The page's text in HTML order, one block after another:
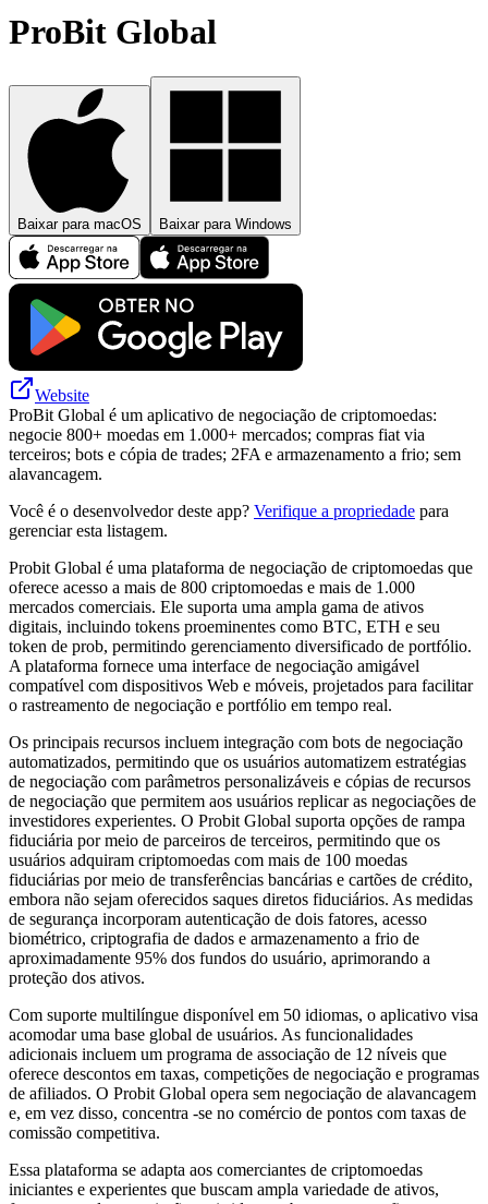
ProBit Global
Baixar para macOS Baixar para Windows
Website
ProBit Global é um aplicativo de negociação de criptomoedas:
negocie 800+ moedas em 1.000+ mercados; compras fiat via
terceiros; bots e cópia de trades; 2FA e armazenamento a frio; sem
alavancagem.
Você é o desenvolvedor deste app? Verifique a propriedade para
gerenciar esta listagem.
Probit Global é uma plataforma de negociação de criptomoedas que
oferece acesso a mais de 800 criptomoedas e mais de 1.000
mercados comerciais. Ele suporta uma ampla gama de ativos
digitais, incluindo tokens proeminentes como BTC, ETH e seu
token de prob, permitindo gerenciamento diversificado de portfólio.
A plataforma fornece uma interface de negociação amigável
compatível com dispositivos Web e móveis, projetados para facilitar
o rastreamento de negociação e portfólio em tempo real.
Os principais recursos incluem integração com bots de negociação
automatizados, permitindo que os usuários automatizem estratégias
de negociação com parâmetros personalizáveis ​​e cópias de recursos
de negociação que permitem aos usuários replicar as negociações de
investidores experientes. O Probit Global suporta opções de rampa
fiduciária por meio de parceiros de terceiros, permitindo que os
usuários adquiram criptomoedas com mais de 100 moedas
fiduciárias por meio de transferências bancárias e cartões de crédito,
embora não sejam oferecidos saques diretos fiduciários. As medidas
de segurança incorporam autenticação de dois fatores, acesso
biométrico, criptografia de dados e armazenamento a frio de
aproximadamente 95% dos fundos do usuário, aprimorando a
proteção dos ativos.
Com suporte multilíngue disponível em 50 idiomas, o aplicativo visa
acomodar uma base global de usuários. As funcionalidades
adicionais incluem um programa de associação de 12 níveis que
oferece descontos em taxas, competições de negociação e programas
de afiliados. O Probit Global opera sem negociação de alavancagem
e, em vez disso, concentra -se no comércio de pontos com taxas de
comissão competitiva.
Essa plataforma se adapta aos comerciantes de criptomoedas
iniciantes e experientes que buscam ampla variedade de ativos,